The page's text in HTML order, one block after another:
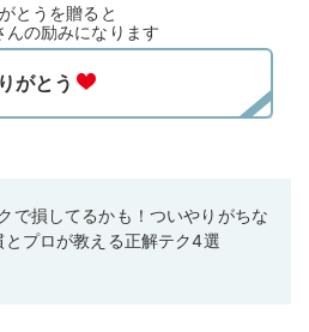
とうを贈ると
んの励みになります
で損してるかも！ついやりがちな
とプロが教える正解テク4選